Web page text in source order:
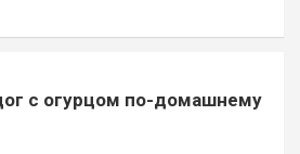
с огурцом по-домашнему